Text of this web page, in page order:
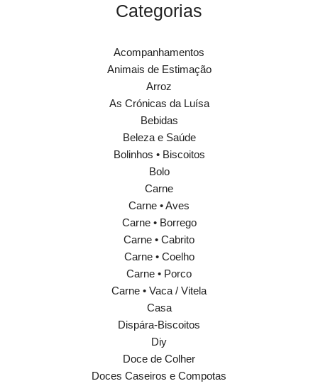
Categorias
Acompanhamentos
Animais de Estimação
Arroz
As Crónicas da Luísa
Bebidas
Beleza e Saúde
Bolinhos • Biscoitos
Bolo
Carne
Carne • Aves
Carne • Borrego
Carne • Cabrito
Carne • Coelho
Carne • Porco
Carne • Vaca / Vitela
Casa
Dispára-Biscoitos
Diy
Doce de Colher
Doces Caseiros e Compotas